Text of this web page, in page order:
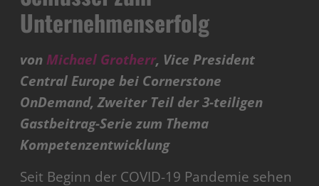
Unternehmenserfolg
vonMichael Grotherr, Vice President
Central Europe bei Cornerstone
OnDemand, Zweiter Teil der 3-teiligen
Gastbeitrag-Serie zum Thema
Kompetenzentwicklung
Seit Beginn der COVID-19 Pandemie sehen